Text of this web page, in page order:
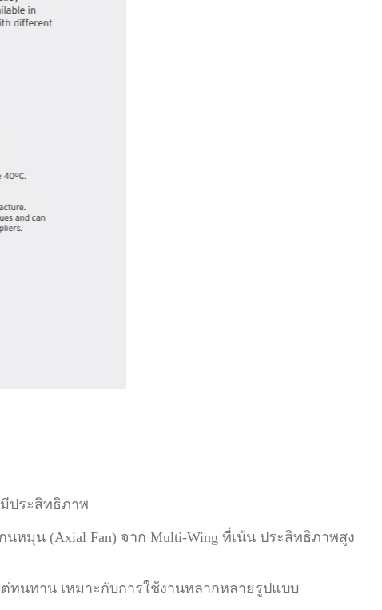
ประสิทธิภาพ
มุน (Axial Fan) จาก Multi-Wing ที่เน้น ประสิทธิภาพสูง
นทาน เหมาะกับการใช้งานหลากหลายรูปแบบ